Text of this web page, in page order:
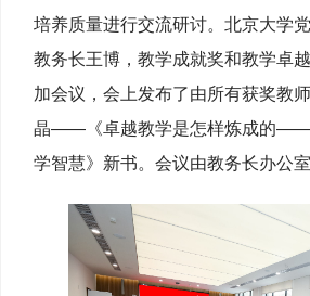
培养质量进行交流研讨。北京大学
教务长王博，教学成就奖和教学卓
加会议，会上发布了由所有获奖教
晶——《卓越教学是怎样炼成的——
学智慧》新书。会议由教务长办公